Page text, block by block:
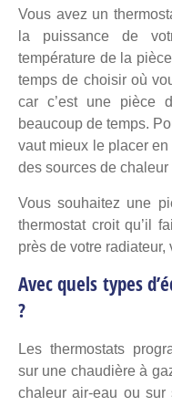
Vous avez un
la puissance de
température de la
temps de choisir où
car c’est une pièce
beaucoup de temps.
vaut mieux le placer
des sources de chaleur
Vous souhaitez une
thermostat croit qu’il
près de votre radiateur,
Avec quels types
?
Les thermostats
sur une chaudière à
chaleur air-eau ou sur